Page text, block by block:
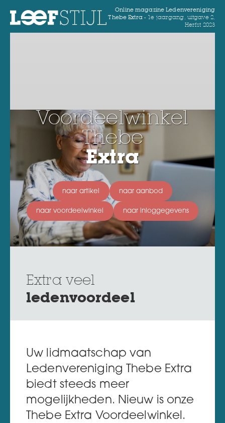
Online magazine Ledenvereniging
Thebe Extra -
1e jaargang, uitgave 2,
Herfst 2023
Voordeelwinkel
Thebe
Extra
naar artikel naar aanbod
naar voordeelwinkel naar inloggegevens
Extra veel
ledenvoordeel
Uw lidmaatschap van
Ledenvereniging Thebe Extra
biedt steeds meer
mogelijkheden. Nieuw is onze
Thebe Extra Voordeelwinkel.